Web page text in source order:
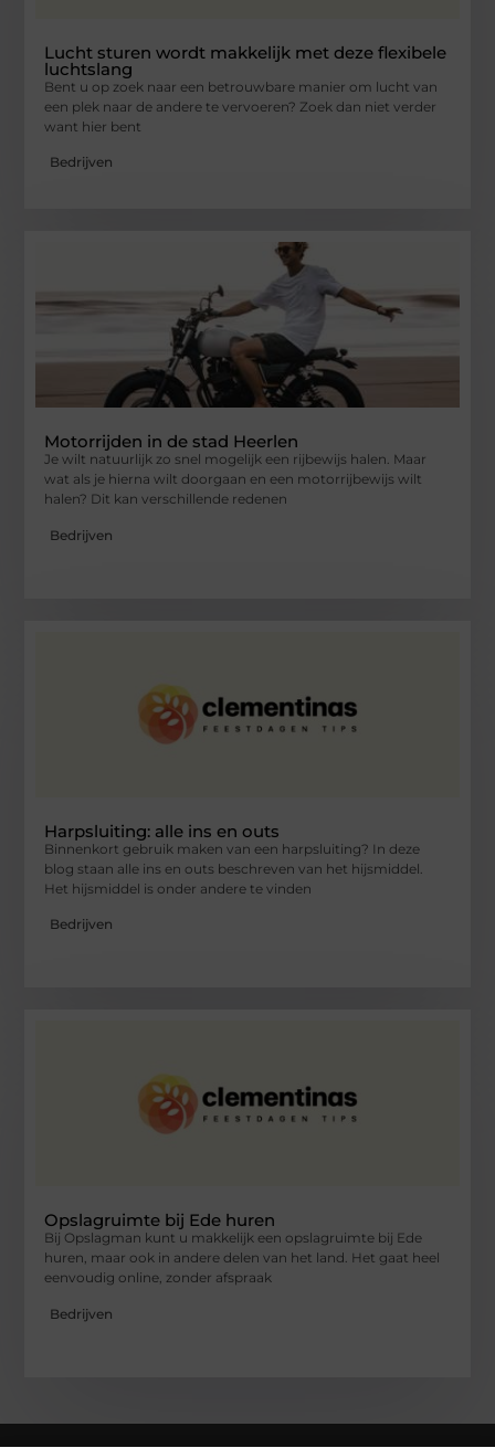
Lucht sturen wordt makkelijk met deze flexibele
luchtslang
Bent u op zoek naar een betrouwbare manier om lucht van
een plek naar de andere te vervoeren? Zoek dan niet verder
want hier bent
Bedrijven
Motorrijden in de stad Heerlen
Je wilt natuurlijk zo snel mogelijk een rijbewijs halen. Maar
wat als je hierna wilt doorgaan en een motorrijbewijs wilt
halen? Dit kan verschillende redenen
Bedrijven
Harpsluiting: alle ins en outs
Binnenkort gebruik maken van een harpsluiting? In deze
blog staan alle ins en outs beschreven van het hijsmiddel.
Het hijsmiddel is onder andere te vinden
Bedrijven
Opslagruimte bij Ede huren
Bij Opslagman kunt u makkelijk een opslagruimte bij Ede
huren, maar ook in andere delen van het land. Het gaat heel
eenvoudig online, zonder afspraak
Bedrijven